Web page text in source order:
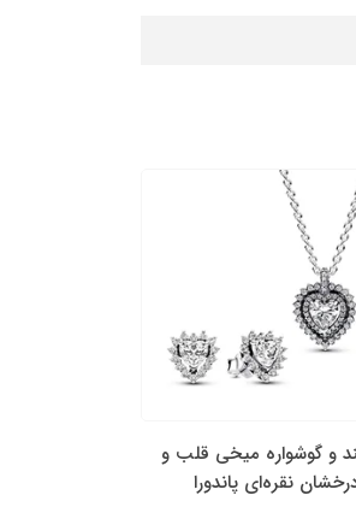
و گوشواره میخی قلب و
نقره‌ای پاندورا